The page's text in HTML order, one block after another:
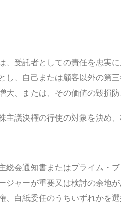
、受託者としての責任を忠実
し、自己または顧客以外の第
、または、その価値の毀損
主議決権の行使の対象を決め
総会通知書またはプライム・
ジャーが重要又は検討の余地
、白紙委任のうちいずれかを